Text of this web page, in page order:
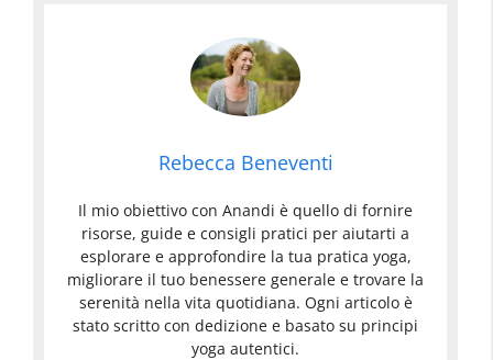
Rebecca Beneventi
Il mio obiettivo con Anandi è quello di fornire
risorse, guide e consigli pratici per aiutarti a
esplorare e approfondire la tua pratica yoga,
migliorare il tuo benessere generale e trovare la
serenità nella vita quotidiana. Ogni articolo è
stato scritto con dedizione e basato su principi
yoga autentici.